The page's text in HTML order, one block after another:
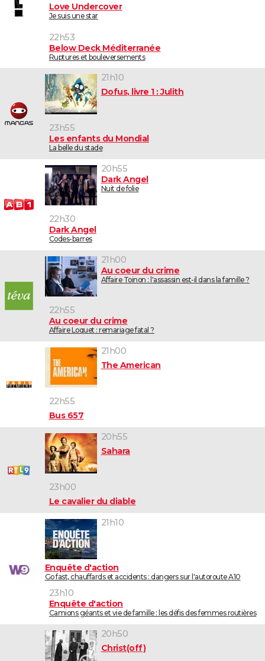
Love Undercover
Je suis une star
22h53
Below Deck Méditerranée
Ruptures et bouleversements
21h10
Dofus, livre 1 : Julith
23h55
Les enfants du Mondial
La belle du stade
20h55
Dark Angel
Nuit de folie
22h30
Dark Angel
Codes-barres
21h00
Au coeur du crime
Affaire Toinon : l'assassin est-il dans la famille ?
22h55
Au coeur du crime
Affaire Loquet : remariage fatal ?
21h00
The American
22h55
Bus 657
20h55
Sahara
23h00
Le cavalier du diable
21h10
Enquête d'action
Go fast, chauffards et accidents : dangers sur l'autoroute A10
23h10
Enquête d'action
Camions géants et vie de famille : les défis des femmes routières
20h50
Christ(off)